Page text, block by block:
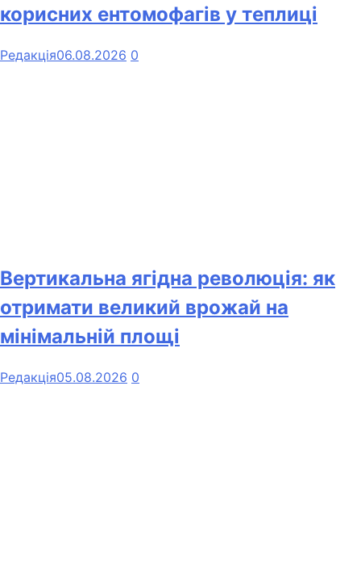
корисних ентомофагів у теплиці
Редакція06.08.2026 0
Вертикальна ягідна революція: як
отримати великий врожай на
мінімальній площі
Редакція05.08.2026 0